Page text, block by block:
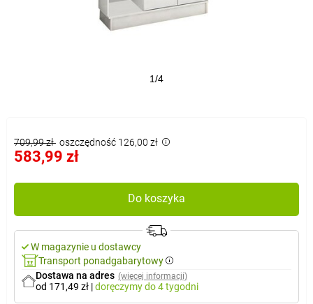
1/4
709,99 zł oszczędność 126,00 zł
583,99 zł
Do koszyka
W magazynie u dostawcy
Transport ponadgabarytowy
Dostawa na adres (więcej informacji)
od 171,49 zł |doręczymydo 4 tygodni